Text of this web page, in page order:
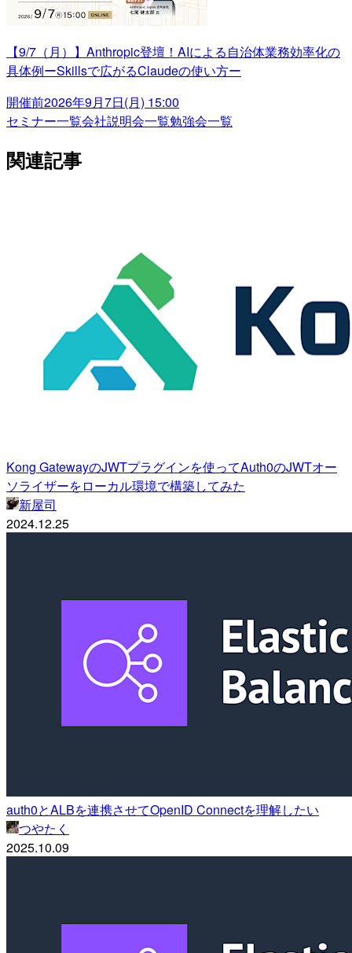
【9/7（月）】Anthropic登壇！AIによる自治体業務効率化の
具体例ーSkillsで広がるClaudeの使い方ー
開催前2026年9月7日(月) 15:00
セミナー一覧会社説明会一覧勉強会一覧
関連記事
Kong GatewayのJWTプラグインを使ってAuth0のJWTオー
ソライザーをローカル環境で構築してみた
新屋司
2024.12.25
auth0とALBを連携させてOpenID Connectを理解したい
つやたく
2025.10.09